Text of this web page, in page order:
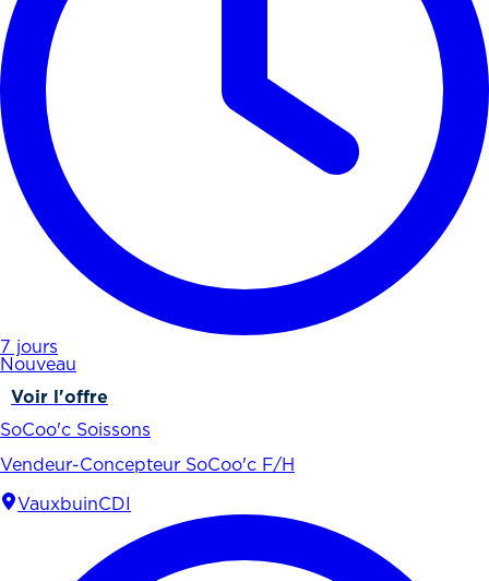
7 jours
Nouveau
Voir l'offre
SoCoo'c Soissons
Vendeur-Concepteur SoCoo'c F/H
VauxbuinCDI